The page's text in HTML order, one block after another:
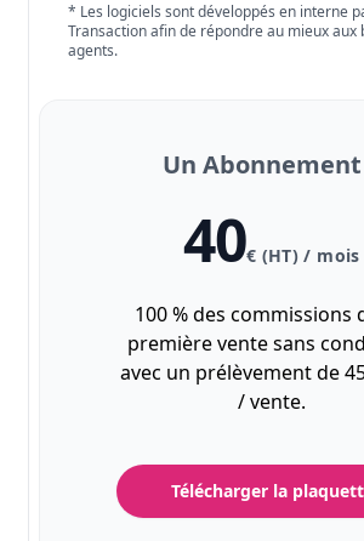
* Les logiciels sont développés en interne
Transaction afin de répondre au mieux aux
agents.
Un
40€ (HT) / mois
100 % des commissions
première vente sans
avec un prélèvement de
/ vente.
Télécharger la